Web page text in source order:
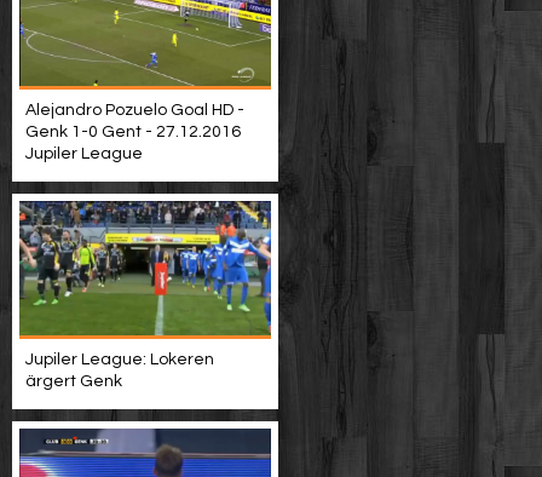
Alejandro Pozuelo Goal HD -
Genk 1-0 Gent - 27.12.2016
Jupiler League
Jupiler League: Lokeren
ärgert Genk